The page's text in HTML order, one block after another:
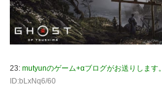
23: mutyunのゲーム+αブログがお送りします。
ID:bLxNq6/60